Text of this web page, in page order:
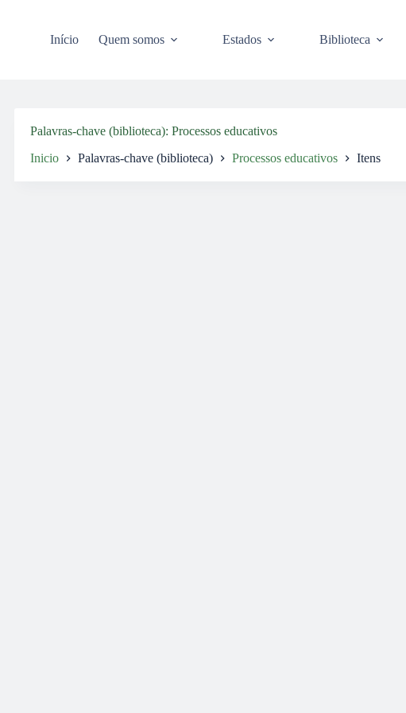
Início Quem somos Estados Biblioteca
Palavras-chave (biblioteca) Processos educativos
Inicio Palavras-chave (biblioteca) Processos educativos Itens